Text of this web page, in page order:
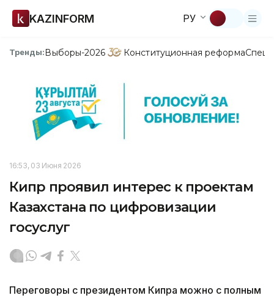
KAZINFORM РУ
Тренды:Выборы-2026 Конституционная реформа
16:53, 03 Июня 2026
Кипр проявил интерес к проектам
Казахстана по цифровизации
госуслуг
Переговоры с президентом Кипра можно с полным